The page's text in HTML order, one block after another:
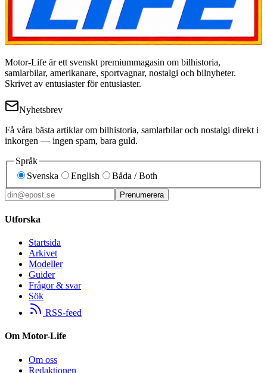
Motor-Life är ett svenskt premiummagasin om bilhistoria,
samlarbilar, amerikanare, sportvagnar, nostalgi och bilnyheter.
Skrivet av entusiaster för entusiaster.
Nyhetsbrev
Få våra bästa artiklar om bilhistoria, samlarbilar och nostalgi direkt i
inkorgen — ingen spam, bara guld.
Språk
Svenska
English Båda / Both
Prenumerera
Utforska
Startsida
Arkivet
Modeller
Guider
Frågor & svar
Sök
RSS-feed
Om Motor-Life
Om oss
Redaktionen